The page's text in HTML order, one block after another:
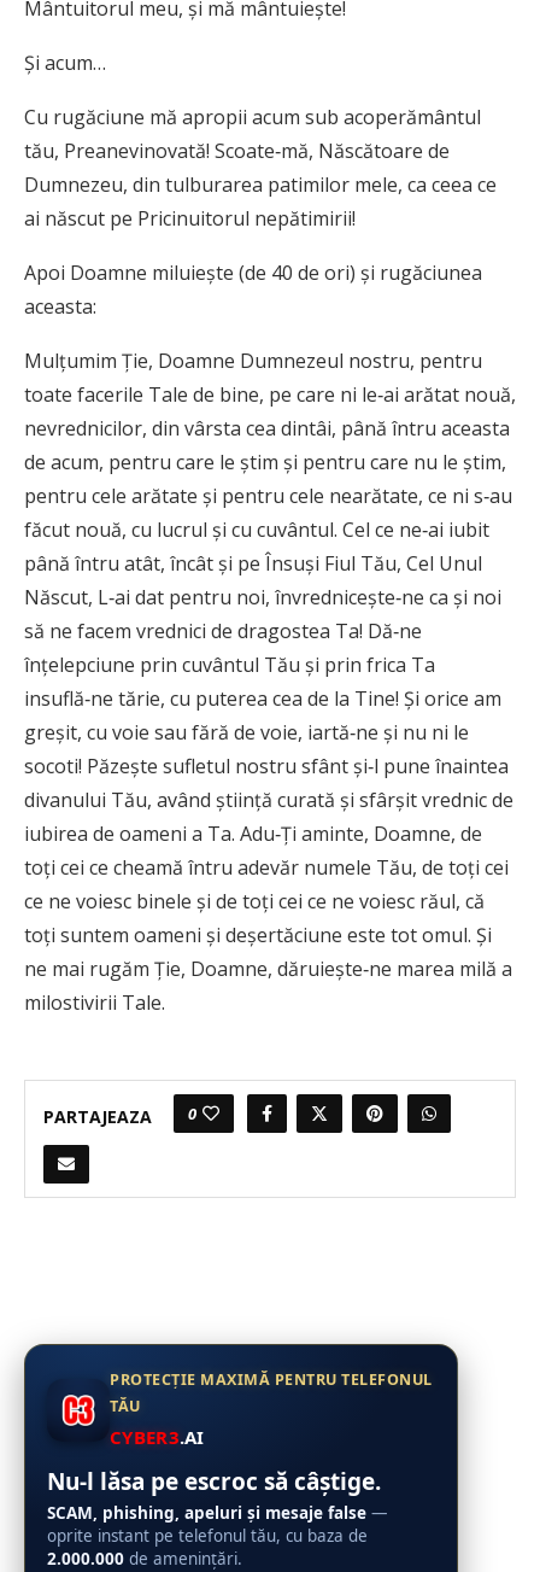
Mântuitorul meu, și mă mântuiește!
Și acum…
Cu rugăciune mă apropii acum sub acoperământul
tău, Preanevinovată! Scoate‑mă, Născătoare de
Dumnezeu, din tulburarea patimilor mele, ca ceea ce
ai născut pe Pricinuitorul nepătimirii!
Apoi Doamne miluiește (de 40 de ori) și rugăciunea
aceasta:
Mulțumim Ție, Doamne Dumnezeul nostru, pentru
toate facerile Tale de bine, pe care ni le‑ai arătat nouă,
nevrednicilor, din vârsta cea dintâi, până întru aceasta
de acum, pentru care le știm și pentru care nu le știm,
pentru cele arătate și pentru cele nearătate, ce ni s‑au
făcut nouă, cu lucrul și cu cuvântul. Cel ce ne‑ai iubit
până întru atât, încât și pe Însuși Fiul Tău, Cel Unul
Născut, L‑ai dat pentru noi, învrednicește‑ne ca și noi
să ne facem vrednici de dragostea Ta! Dă‑ne
înțelepciune prin cuvântul Tău și prin frica Ta
insuflă‑ne tărie, cu puterea cea de la Tine! Și orice am
greșit, cu voie sau fără de voie, iartă‑ne și nu ni le
socoti! Păzește sufletul nostru sfânt și‑l pune înaintea
divanului Tău, având știință curată și sfârșit vrednic de
iubirea de oameni a Ta. Adu‑Ți aminte, Doamne, de
toți cei ce cheamă întru adevăr numele Tău, de toți cei
ce ne voiesc binele și de toți cei ce ne voiesc răul, că
toți suntem oameni și deșertăciune este tot omul. Și
ne mai rugăm Ție, Doamne, dăruiește‑ne marea milă a
milostivirii Tale.
PARTAJEAZA 0
PROTECȚIE MAXIMĂ PENTRU TELEFONUL
TĂU
CYBER3.AI
Nu-l lăsa pe escroc să câștige.
SCAM, phishing, apeluri și mesaje false —
oprite instant pe telefonul tău, cu baza de
2.000.000 de amenințări.